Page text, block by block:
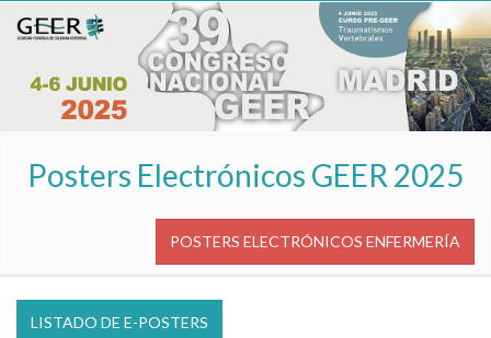
Posters Electrónicos GEER 2025
POSTERS ELECTRÓNICOS ENFERMERÍA
LISTADO DE E-POSTERS